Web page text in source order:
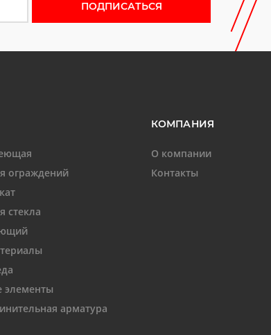
ограждений
стекла
элементы
арматура
КОМПАНИЯ
О компании
Контакты